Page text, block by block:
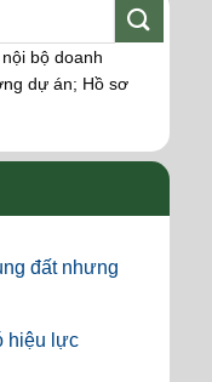
bộ doanh
dự án; Hồ sơ
đất nhưng
hiệu lực